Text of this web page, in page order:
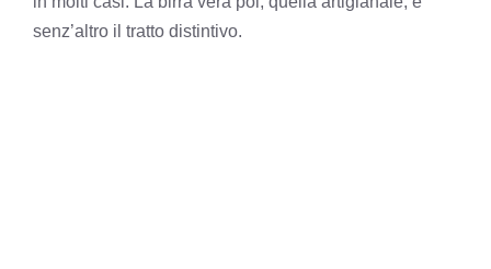
senz’altro il tratto distintivo.